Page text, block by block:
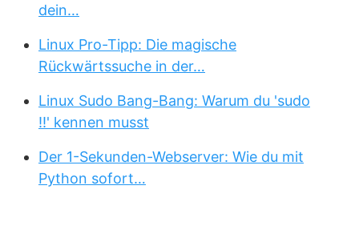
dein…
Linux Pro-Tipp: Die magische
Rückwärtssuche in der…
Linux Sudo Bang-Bang: Warum du 'sudo
!!' kennen musst
Der 1-Sekunden-Webserver: Wie du mit
Python sofort…